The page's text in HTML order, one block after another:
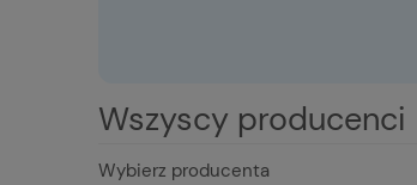
Wszyscy producenci
Wybierz producenta